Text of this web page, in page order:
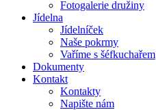
Fotogalerie družiny
Jídelna
Jídelníček
Naše pokrmy
Vaříme s šéfkuchařem
Dokumenty
Kontakt
Kontakty
Napište nám